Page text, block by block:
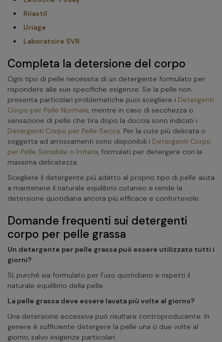
Rilastil
Uriage
Laboratoire SVR
Completa la detersione del corpo
Ogni tipo di pelle necessita di un detergente formulato per
rispondere alle sue specifiche esigenze. Se la pelle non
presenta particolari problematiche puoi scegliere i Detergenti
Corpo per Pelle Normale, mentre in caso di secchezza o
sensazione di pelle che tira dopo la doccia sono indicati i
Detergenti Corpo per Pelle Secca. Per la cute più delicata o
soggetta ad arrossamenti sono disponibili i Detergenti Corpo
per Pelle Sensibile o Irritata, formulati per detergere con la
massima delicatezza.
Scegliere il detergente più adatto al proprio tipo di pelle aiuta
a mantenere il naturale equilibrio cutaneo e rende la
detersione quotidiana ancora più efficace e confortevole.
Domande frequenti sui detergenti
corpo per pelle grassa
Un detergente per pelle grassa può essere utilizzato tutti i
giorni?
Sì, purché sia formulato per l'uso quotidiano e rispetti il
naturale equilibrio della pelle.
La pelle grassa deve essere lavata più volte al giorno?
Una detersione eccessiva può risultare controproducente. In
genere è sufficiente detergere la pelle una o due volte al
giorno, salvo esigenze particolari.